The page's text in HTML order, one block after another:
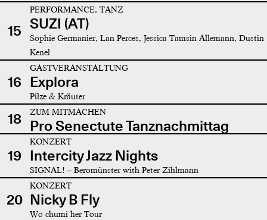
15
PERFORMANCE, TANZ
SUZI (AT)
Sophie Germanier, Lan Perces, Jessica Tamsin Allemann, Dustin
Kenel
16
GASTVERANSTALTUNG
Explora
Pilze & Kräuter
18 ZUM MITMACHEN
Pro Senectute Tanznachmittag
19
KONZERT
Intercity Jazz Nights
SIGNAL! – Beromünster with Peter Zihlmann
20
KONZERT
Nicky B Fly
Wo chumi her Tour